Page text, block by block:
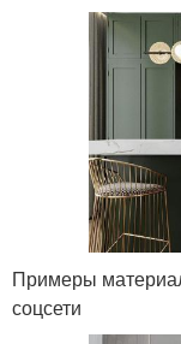
Примеры
соцсети